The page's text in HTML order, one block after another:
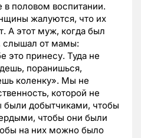
в половом воспитании.
жалуются, что их
А этот муж, когда был
слышал от мамы:
это принесу. Туда не
поранишься,
коленку». Мы не
которой не
были добытчиками, чтобы
чтобы они были
на них можно было